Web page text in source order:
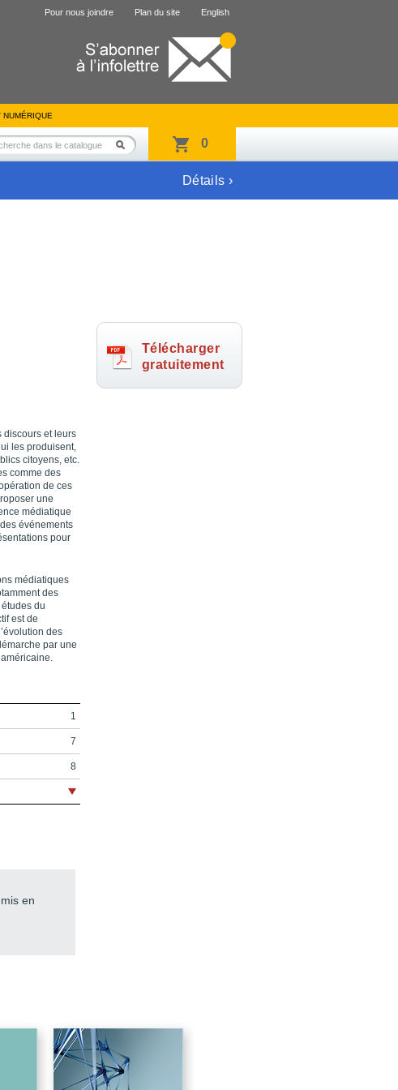
Pour nous joindre Plan du site English
NUMÉRIQUE
0
Détails ›
discours et leurs
les produisent,
citoyens, etc.
comme des
de ces
une
médiatique
événements
pour
médiatiques
des
du
est de
des
par une
1
7
8
11
dans
107
193
en
Télécharger
gratuitement